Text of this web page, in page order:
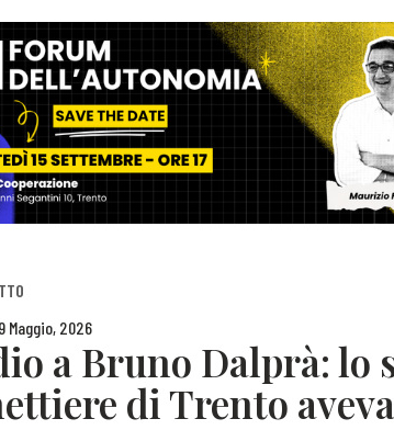
Maggio, 2026
a Bruno Dalprà: lo
di Trento